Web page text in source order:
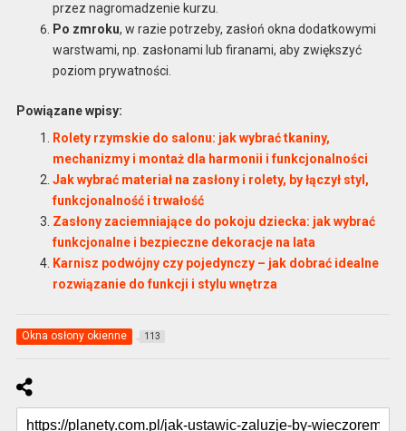
przez nagromadzenie kurzu.
Po zmroku, w razie potrzeby, zasłoń okna dodatkowymi
warstwami, np. zasłonami lub firanami, aby zwiększyć
poziom prywatności.
Powiązane wpisy:
Rolety rzymskie do salonu: jak wybrać tkaniny,
mechanizmy i montaż dla harmonii i funkcjonalności
Jak wybrać materiał na zasłony i rolety, by łączył styl,
funkcjonalność i trwałość
Zasłony zaciemniające do pokoju dziecka: jak wybrać
funkcjonalne i bezpieczne dekoracje na lata
Karnisz podwójny czy pojedynczy – jak dobrać idealne
rozwiązanie do funkcji i stylu wnętrza
Okna osłony okienne 113